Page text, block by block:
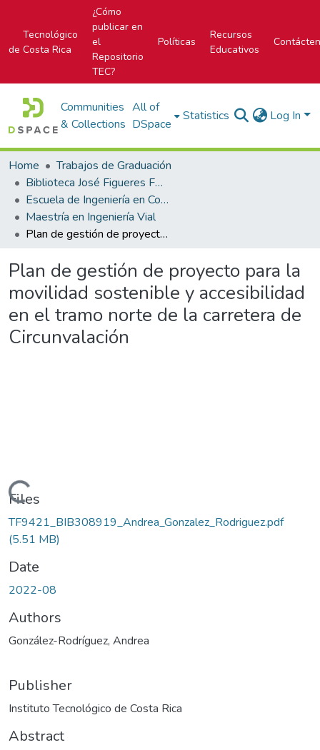
Tecnológico
de Costa Rica
¿Cómo
publicar en
el
Repositorio
TEC?
Políticas
Recursos
Educativos
Communities
& Collections
All of
DSpace
Statistics Log In
Home
Trabajos de Graduación
Biblioteca José Figueres Ferrer
Escuela de Ingeniería en Construcción
Maestría en Ingeniería Vial
Plan de gestión de proyecto para la movilidad sostenible y accesibilidad en el tramo norte de la carretera de Circunvalación
Plan de gestión de proyecto para la
movilidad sostenible y accesibilidad
en el tramo norte de la carretera de
Circunvalación
Files
TF9421_BIB308919_Andrea_Gonzalez_Rodriguez.pdf
(5.51 MB)
Date
2022-08
Authors
González-Rodríguez, Andrea
Publisher
Instituto Tecnológico de Costa Rica
Abstract